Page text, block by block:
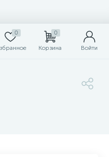
0 0
Корзина Войти